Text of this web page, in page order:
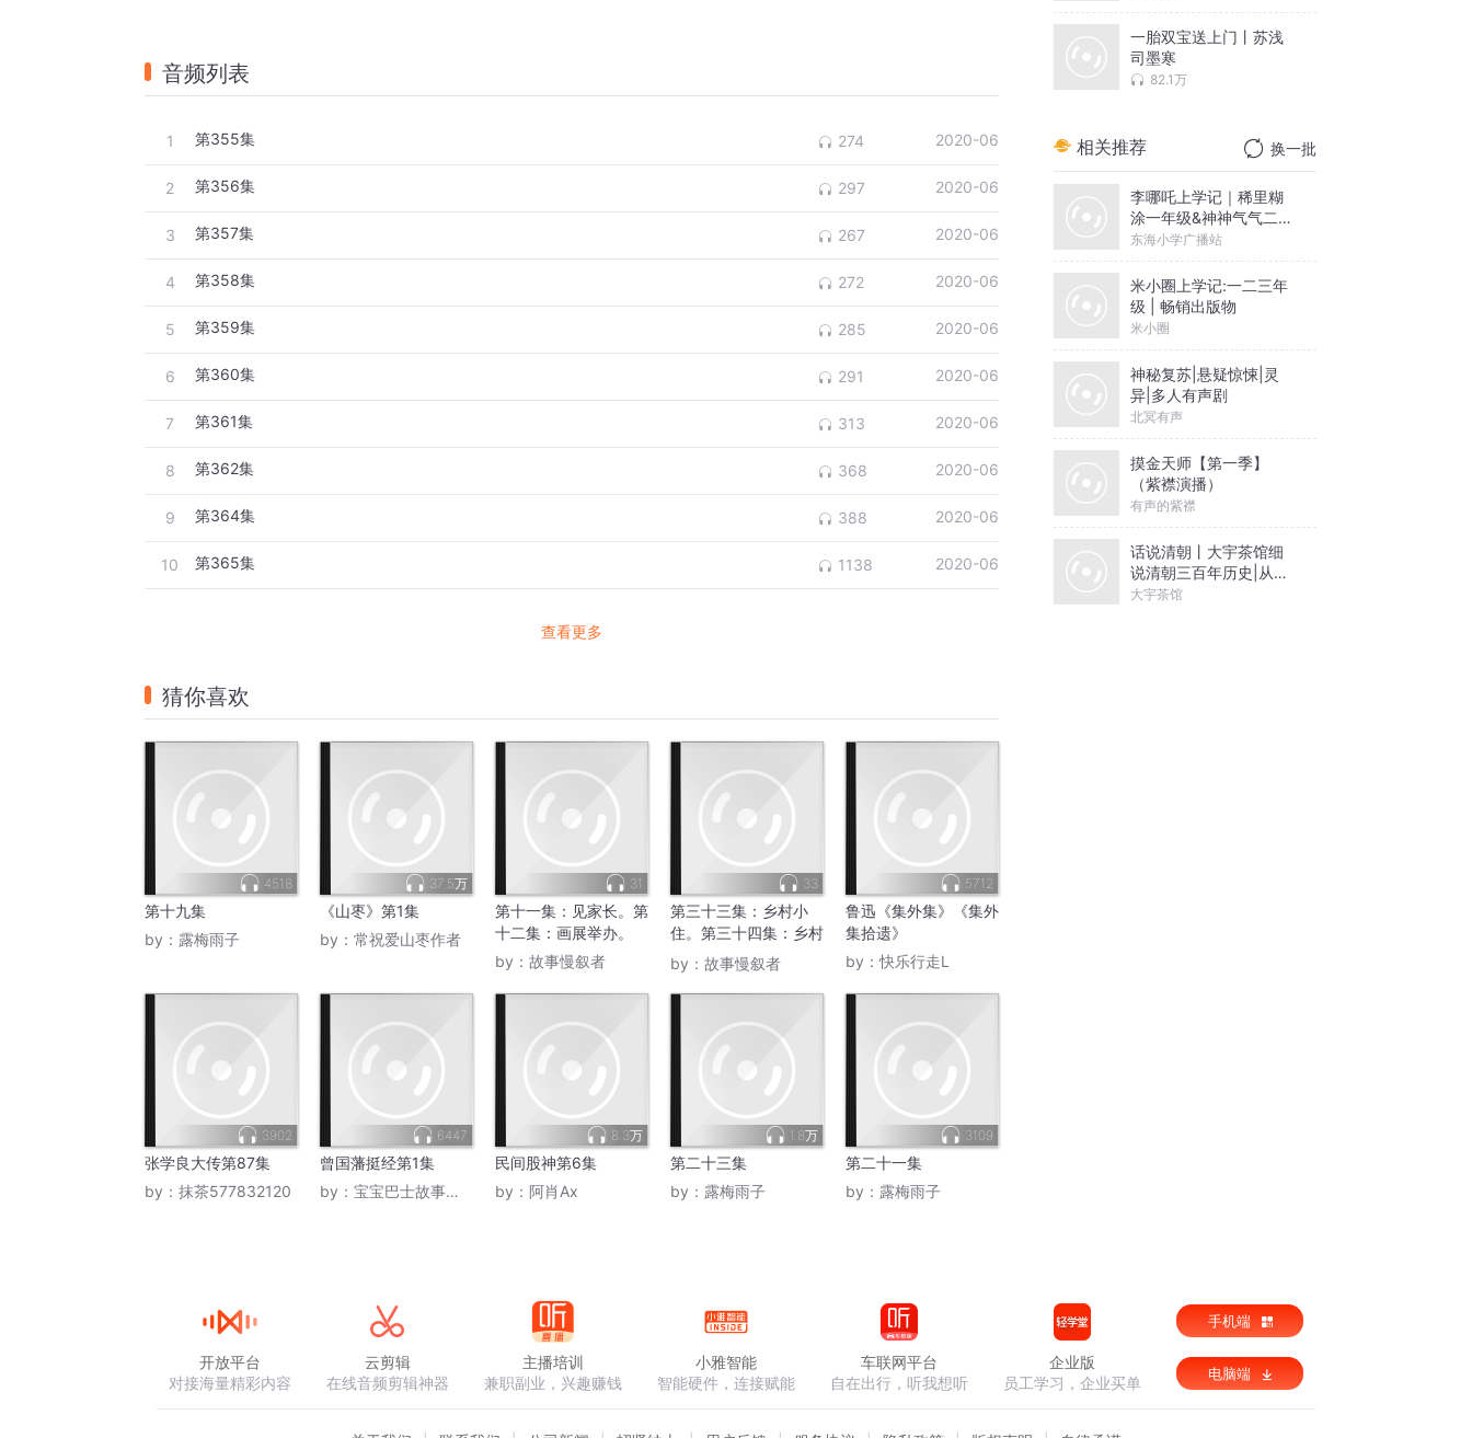
音频列表
1 第355集 274 2020-06
2 第356集 297 2020-06
3 第357集 267 2020-06
4 第358集 272 2020-06
5 第359集 285 2020-06
6 第360集 291 2020-06
7 第361集 313 2020-06
8 第362集 368 2020-06
9 第364集 388 2020-06
10 第365集 1138 2020-06
查看更多
猜你喜欢
4518
第十九集
by： 露梅雨子
37.5万
《山枣》第1集
by： 常祝爱山枣作者
31
第十一集：见家长。第
十二集：画展举办。
by： 故事慢叙者
33
第三十三集：乡村小
住。第三十四集：乡村
归心。
by： 故事慢叙者
5712
鲁迅《集外集》《集外
集拾遗》
by：快乐行走L
3902
张学良大传第87集
by： 抹茶577832120
6447
曾国藩挺经第1集
by： 宝宝巴士故事官方喜马
8.3万
民间股神第6集
by： 阿肖Ax
1.8万
第二十三集
by： 露梅雨子
3109
第二十一集
by： 露梅雨子
一胎双宝送上门丨苏浅
司墨寒
82.1万
相关推荐 换一批
李哪吒上学记｜稀里糊
涂一年级&神神气气二年
级
东海小学广播站
米小圈上学记:一二三年
级 | 畅销出版物
米小圈
神秘复苏|悬疑惊悚|灵
异|多人有声剧
北冥有声
摸金天师【第一季】
（紫襟演播）
有声的紫襟
话说清朝丨大宇茶馆细
说清朝三百年历史|从努
尔哈赤到末代皇帝溥仪|
大宇茶馆
开放平台
对接海量精彩内容
云剪辑
在线音频剪辑神器
主播培训
兼职副业，兴趣赚钱
小雅智能
智能硬件，连接赋能
车联网平台
自在出行，听我想听
企业版
员工学习，企业买单
手机端
电脑端